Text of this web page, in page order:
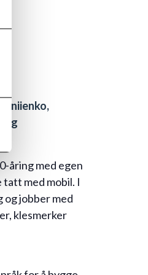
og
åring med egen
med mobil. I
og jobber med
klesmerker